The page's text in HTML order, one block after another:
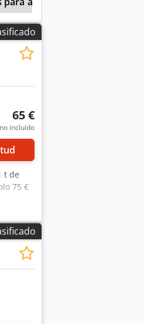
65 €
incluído
t de
75 €
Ab
solo
máxima